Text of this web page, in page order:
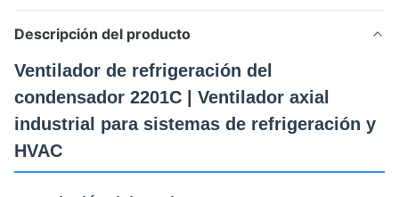
Descripción del producto
Ventilador de refrigeración del
condensador 2201C | Ventilador axial
industrial para sistemas de refrigeración y
HVAC